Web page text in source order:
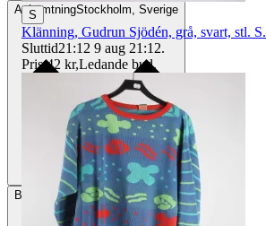
AvhämtningStockholm, Sverige
BetalningVia Tradera
S
Klänning, Gudrun Sjödén, grå, svart, stl. S.
Sluttid21:12 9 aug 21:12.
Pris:42 kr,Ledande bud.